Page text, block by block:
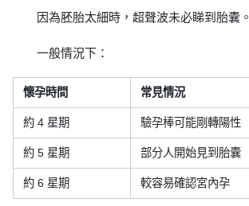
因為胚胎太細時，超聲波未必睇到胎囊。
一般情況下：
懷孕時間 常見情況
約 4 星期 驗孕棒可能剛轉陽性
約 5 星期 部分人開始見到胎囊
約 6 星期 較容易確認宮內孕